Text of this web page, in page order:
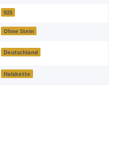
925
Ohne Stein
Deutschland
Halskette